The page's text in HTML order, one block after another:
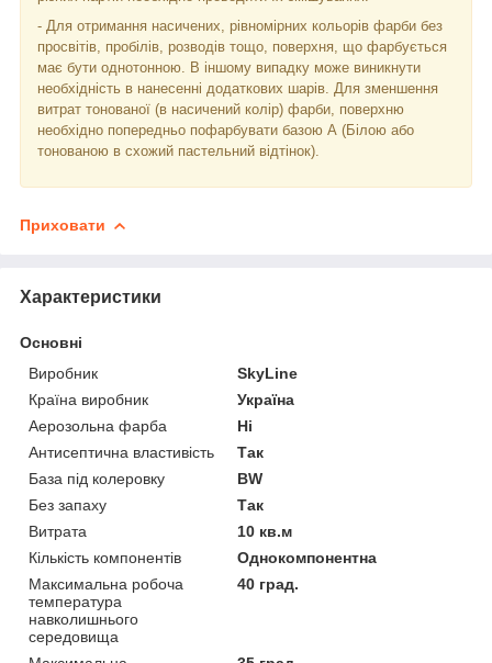
- Для отримання насичених, рівномірних кольорів фарби без
просвітів, пробілів, розводів тощо, поверхня, що фарбується
має бути однотонною. В іншому випадку може виникнути
необхідність в нанесенні додаткових шарів. Для зменшення
витрат тонованої (в насичений колір) фарби, поверхню
необхідно попередньо пофарбувати базою А (Білою або
тонованою в схожий пастельний відтінок).
Приховати
Характеристики
Основні
Виробник
SkyLine
Країна виробник
Україна
Аерозольна фарба
Ні
Антисептична властивість
Так
База під колеровку
BW
Без запаху
Так
Витрата
10 кв.м
Кількість компонентів
Однокомпонентна
Максимальна робоча
температура
навколишнього
середовища
40 град.